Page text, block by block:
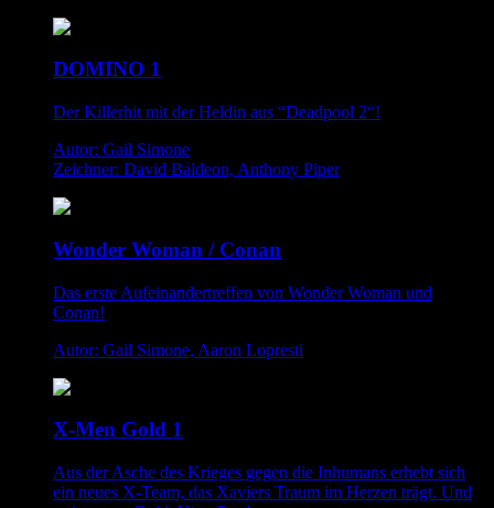
DOMINO 1
Der Killerhit mit der Heldin aus “Deadpool 2“!
Autor: Gail Simone
Zeichner: David Baldeon, Anthony Piper
Wonder Woman / Conan
Das erste Aufeinandertreffen von Wonder Woman und
Conan!
Autor: Gail Simone, Aaron Lopresti
X-Men Gold 1
Aus der Asche des Krieges gegen die Inhumans erhebt sich
ein neues X-Team, das Xaviers Traum im Herzen trägt. Und